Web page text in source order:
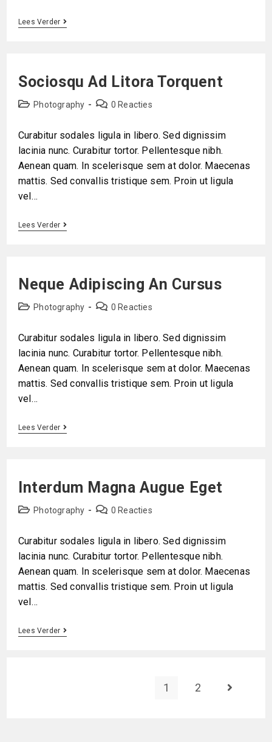
Lees Verder
Sociosqu Ad Litora Torquent
Photography 0 Reacties
Curabitur sodales ligula in libero. Sed dignissim
lacinia nunc. Curabitur tortor. Pellentesque nibh.
Aenean quam. In scelerisque sem at dolor. Maecenas
mattis. Sed convallis tristique sem. Proin ut ligula
vel…
Lees Verder
Neque Adipiscing An Cursus
Photography 0 Reacties
Curabitur sodales ligula in libero. Sed dignissim
lacinia nunc. Curabitur tortor. Pellentesque nibh.
Aenean quam. In scelerisque sem at dolor. Maecenas
mattis. Sed convallis tristique sem. Proin ut ligula
vel…
Lees Verder
Interdum Magna Augue Eget
Photography 0 Reacties
Curabitur sodales ligula in libero. Sed dignissim
lacinia nunc. Curabitur tortor. Pellentesque nibh.
Aenean quam. In scelerisque sem at dolor. Maecenas
mattis. Sed convallis tristique sem. Proin ut ligula
vel…
Lees Verder
1 2